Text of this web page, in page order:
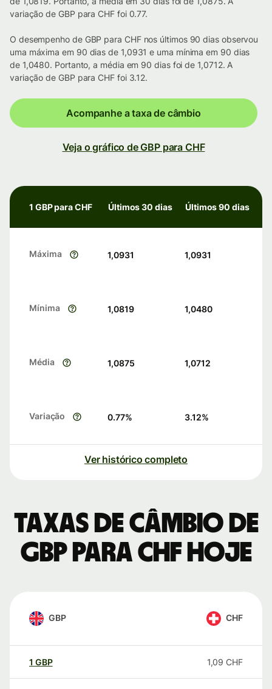
variação de GBP para CHF foi 0.77.
O desempenho de GBP para CHF nos últimos 90 dias observou
uma máxima em 90 dias de 1,0931 e uma mínima em 90 dias
de 1,0480. Portanto, a média em 90 dias foi de 1,0712. A
variação de GBP para CHF foi 3.12.
Acompanhe a taxa de câmbio
Veja o gráfico de GBP para CHF
1 GBP para CHF Últimos 30 dias Últimos 90 dias
Máxima 1,0931 1,0931
Mínima 1,0819 1,0480
Média 1,0875 1,0712
Variação 0.77% 3.12%
Ver histórico completo
Taxas de câmbio de
GBP para CHF hoje
GBP CHF
1 GBP 1,09 CHF